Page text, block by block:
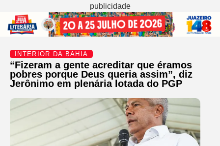
publicidade
INTERIOR DA BAHIA
“Fizeram a gente acreditar que éramos
pobres porque Deus queria assim”, diz
Jerônimo em plenária lotada do PGP